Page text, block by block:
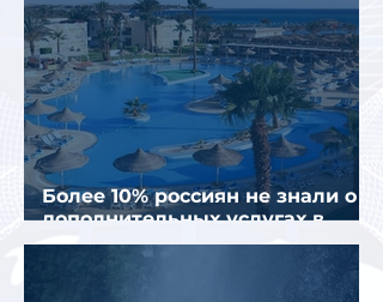
Более 10% россиян не знали о
дополнительных услугах в
отелях